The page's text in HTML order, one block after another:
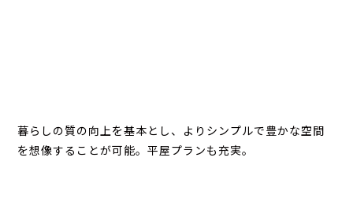
暮らしの質の向上を基本とし、よりシンプルで豊かな空間
を想像することが可能。平屋プランも充実。